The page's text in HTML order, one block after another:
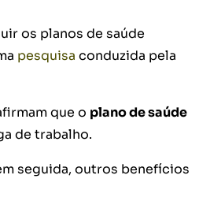
os planos de saúde
pesquisa conduzida pela
que o plano de saúde
de trabalho.
seguida, outros benefícios